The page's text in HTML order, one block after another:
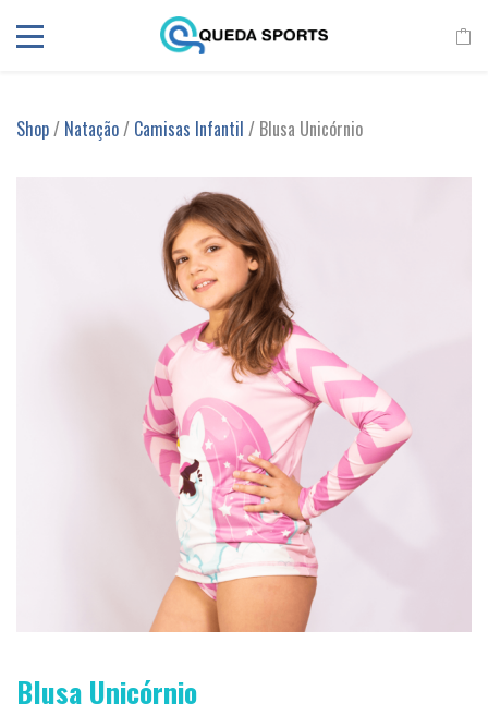
Shop/ Natação/ Camisas Infantil / Blusa Unicórnio
Blusa Unicórnio